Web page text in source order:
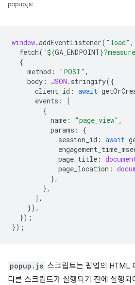
popup.js:
window.addEventListener( "load" ,
fetch( `${GA_ENDPOINT}
{
method : "POST" ,
body : JSON . stringify({
client_id : await
events :
[
{
name : "page_view" ,
params :
{
session_id : await
page_title :
page_location :
},
},
],
}),
});
});
popup.js 스크립트는 팝업의 HTML
다른 스크립트가 실행되기 전에 실행되